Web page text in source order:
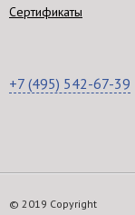
Сертификаты
+7 (495) 542-67-39
© 2019 Copyright